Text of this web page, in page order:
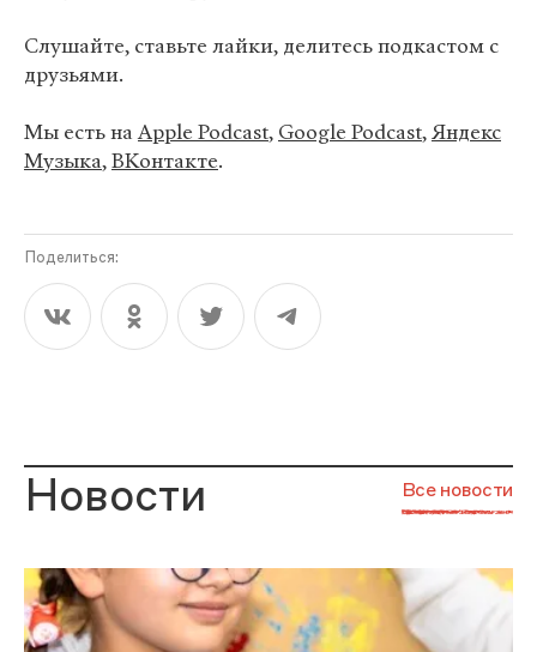
Слушайте, ставьте лайки, делитесь подкастом с
друзьями.
Мы есть наApple Podcast, Google Podcast,Яндекс
Музыка,ВКонтакте.
Поделиться:
Новости Все новости